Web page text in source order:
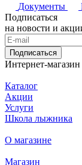
Документы
Подписаться
на новости и
Подписаться
Интернет-магазин
Каталог
Акции
Услуги
Школа лыжника
О магазине
Магазин